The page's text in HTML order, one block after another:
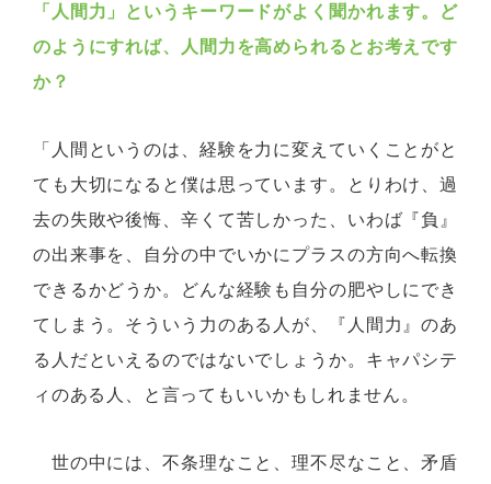
「人間力」というキーワードがよく聞かれます。ど
のようにすれば、人間力を高められるとお考えです
か？
「人間というのは、経験を力に変えていくことがと
ても大切になると僕は思っています。とりわけ、過
去の失敗や後悔、辛くて苦しかった、いわば『負』
の出来事を、自分の中でいかにプラスの方向へ転換
できるかどうか。どんな経験も自分の肥やしにでき
てしまう。そういう力のある人が、『人間力』のあ
る人だといえるのではないでしょうか。キャパシテ
ィのある人、と言ってもいいかもしれません。
世の中には、不条理なこと、理不尽なこと、矛盾